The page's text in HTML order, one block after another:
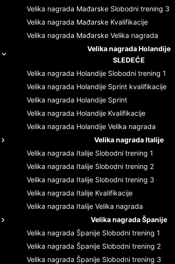
Velika nagrada Mađarske Slobodni trening 3
Velika nagrada Mađarske Kvalifikacije
Velika nagrada Mađarske Velika nagrada
Velika nagrada Holandije
SLEDEĆE
Velika nagrada Holandije Slobodni trening 1
Velika nagrada Holandije Sprint kvalifikacije
Velika nagrada Holandije Sprint
Velika nagrada Holandije Kvalifikacije
Velika nagrada Holandije Velika nagrada
Velika nagrada Italije
Velika nagrada Italije Slobodni trening 1
Velika nagrada Italije Slobodni trening 2
Velika nagrada Italije Slobodni trening 3
Velika nagrada Italije Kvalifikacije
Velika nagrada Italije Velika nagrada
Velika nagrada Španije
Velika nagrada Španije Slobodni trening 1
Velika nagrada Španije Slobodni trening 2
Velika nagrada Španije Slobodni trening 3